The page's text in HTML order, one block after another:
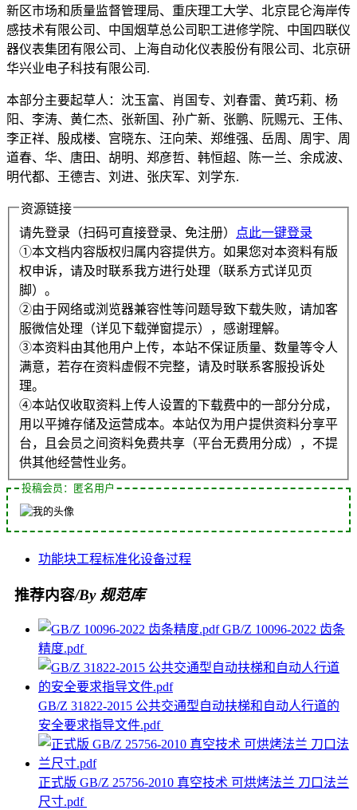
新区市场和质量监督管理局、重庆理工大学、北京昆仑海岸传
感技术有限公司、中国烟草总公司职工进修学院、中国四联仪
器仪表集团有限公司、上海自动化仪表股份有限公司、北京研
华兴业电子科技有限公司.
本部分主要起草人：沈玉富、肖国专、刘春雷、黄巧莉、杨
阳、李涛、黄仁杰、张新国、孙广新、张鹏、阮赐元、王伟、
李正祥、殷成楼、宫晓东、汪向荣、郑维强、岳周、周宇、周
道春、华、唐田、胡明、郑彦哲、韩恒超、陈一兰、余成波、
明代都、王德吉、刘进、张庆军、刘学东.
资源链接
请先登录（扫码可直接登录、免注册）
点此一键登录
①本文档内容版权归属内容提供方。如果您对本资料有版
权申诉，请及时联系我方进行处理（联系方式详见页
脚）。
②由于网络或浏览器兼容性等问题导致下载失败，请加客
服微信处理（详见下载弹窗提示），感谢理解。
③本资料由其他用户上传，本站不保证质量、数量等令人
满意，若存在资料虚假不完整，请及时联系客服投诉处
理。
④本站仅收取资料上传人设置的下载费中的一部分分成，
用以平摊存储及运营成本。本站仅为用户提供资料分享平
台，且会员之间资料免费共享（平台无费用分成），不提
供其他经营性业务。
投稿会员：匿名用户
功能块工程标准化设备过程
推荐内容/By 规范库
GB/Z 10096-2022 齿条
精度.pdf
GB/Z 31822-2015 公共交通型自动扶梯和自动人行道的
安全要求指导文件.pdf
正式版 GB/Z 25756-2010 真空技术 可烘烤法兰 刀口法兰
尺寸.pdf